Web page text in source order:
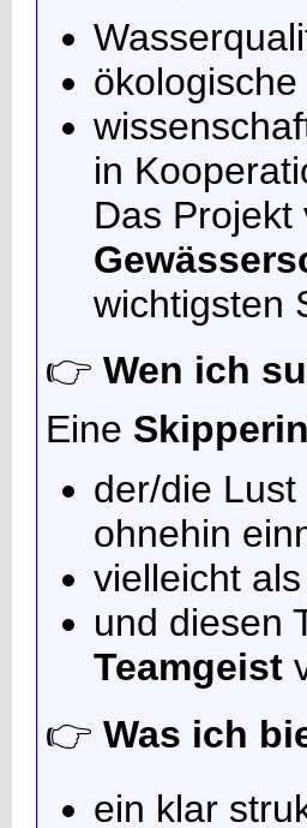
in
Das Projekt
wichtigsten
👉 Wen ich
Eine
der/die
ohnehin
vielleicht als
und diesen
Teamgeist
👉 Was ich
ein klar